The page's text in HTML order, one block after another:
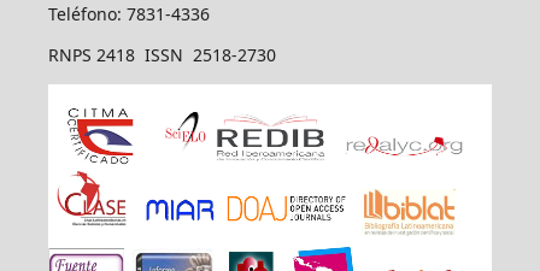
Teléfono: 7831-4336
RNPS 2418 ISSN 2518-2730